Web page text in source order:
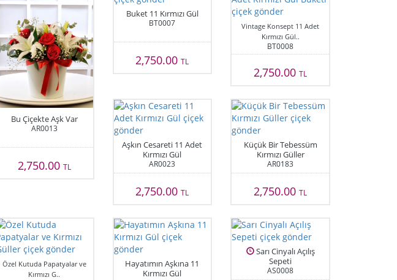
Bu Çiçekte Aşk Var
AR0013
2,750.00 TL
Buket 11 Kırmızı Gül
BT0007
2,750.00TL
Vintage Konsept 11 Adet
Kırmızı Gül..
BT0008
2,750.00TL
Aşkın Cesareti 11 Adet
Kırmızı Gül
AR0023
2,750.00TL
Küçük Bir Tebessüm
Kırmızı Güller
AR0183
2,750.00TL
Özel Kutuda Papatyalar ve
Kırmızı G..
Hayatımın Aşkına 11
Kırmızı Gül
Sarı Cinyalı Açılış
Sepeti
AS0008